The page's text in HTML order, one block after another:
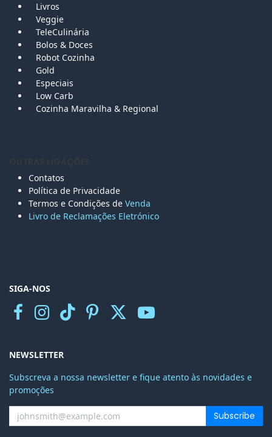
Livros
Veggie
TeleCulinária
Bolos & Doces
Robot Cozinha
Gold
Especiais
Low Carb
Cozinha Maravilha & Regional
Contatos
Política de Privacidade
Termos e Condições de Venda
Livro de Reclamações Eletrónico
SIGA-NOS
NEWSLETTER
Subscreva a nossa newsletter e fique atento às novidades e
promoções
Subscribe